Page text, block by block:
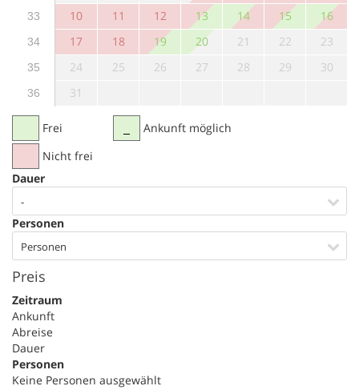
33 10 11 12 13 14 15 16
34 17 18 19 20 21 22 23
35 24 25 26 27 28 29 30
36 31
Frei
Nicht frei
Ankunft möglich
Dauer
-
Personen
Personen
Preis
Zeitraum
Ankunft
Abreise
Dauer
Personen
Keine Personen ausgewählt